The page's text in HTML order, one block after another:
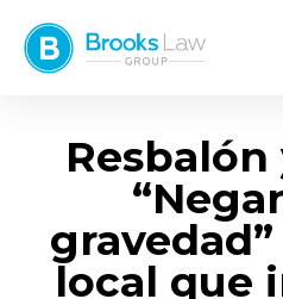
Resbalón
local que